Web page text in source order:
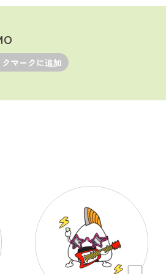
クマークに追加